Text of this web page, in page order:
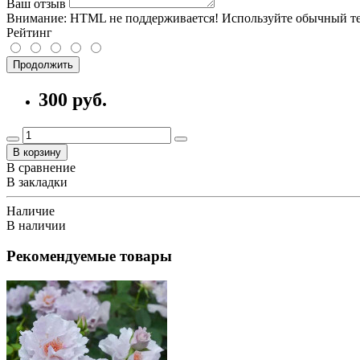
Ваш отзыв
Внимание: HTML не поддерживается! Используйте обычный
Рейтинг
Продолжить
300 руб.
В корзину
В сравнение
В закладки
Наличие
В наличии
Рекомендуемые товары